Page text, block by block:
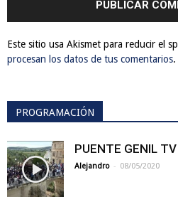
Este sitio usa Akismet para reducir el
procesan los datos de tus comentarios.
PROGRAMACIÓN
PUENTE GENIL
Alejandro - 08/05/2020